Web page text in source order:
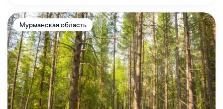
Мурманская область